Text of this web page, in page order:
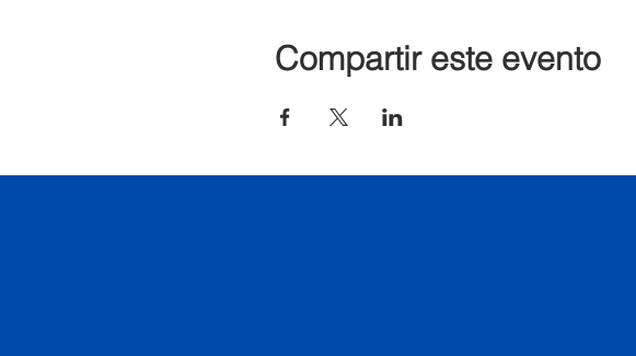
Compartir este evento